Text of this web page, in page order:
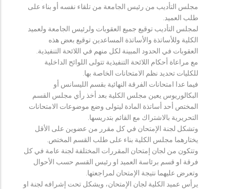
مجلس التأديب من رئيس الجامعة من تلقاء نفسه أو بناء على
طلب العميد.
لمجلس التأديب توقيع جميع العقوبات ولرئيس الجامعة ولعميد
الكلية وللأساتذة والأساتذة المساعدين توقيع بعض هذه
العقوبات في الحدود المبينة لكل منهم في اللائحة التنفيذية.
مع مراعاة أحكام اللائحة التنفيذية تتولى اللوائح الداخلية
للكليات تحديد نظم الامتحانات الخاصة بها.
فيما عدا امتحانات الفرقة النهائية بقسم الليسانس أو
البكالوريوس يعين مجلس الكلية بعد أخذ رأي مجلس القسم
المختص أحد أساتذة المادة ليتولى وضع موضوعات الامتحانات
التحريرية بالاشتراك مع القائم بتدريسها.
وتشكل لجنة الإمتحان في كل مقرر من عضوين على الأقل
يختارهما مجلس الكلية بناء على طلب القسم المختص.
وتتكون من لجان إمتحان المقررات المختلفة لجنة عامة في كل
فرقة او قسم برئاسة العميد او رئيس القسم حسب الأحوال
وتعرض عليهما نتيجة الإمتحان لمراجعتها.
يرأس عميد الكلية لجان الإمتحان، ويشكل تحت إشرافه لجنة او